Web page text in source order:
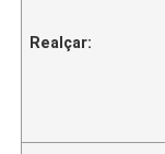
Realçar: